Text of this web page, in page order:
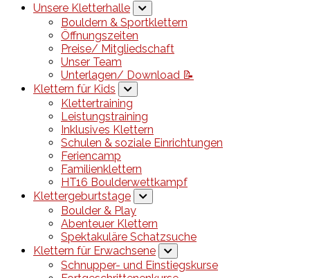
Unsere Kletterhalle
Bouldern & Sportklettern
Öffnungszeiten
Preise/ Mitgliedschaft
Unser Team
Unterlagen/ Download 📝
Klettern für Kids
Klettertraining
Leistungstraining
Inklusives Klettern
Schulen & soziale Einrichtungen
Feriencamp
Familienklettern
HT16 Boulderwettkampf
Klettergeburtstage
Boulder & Play
Abenteuer Klettern
Spektakuläre Schatzsuche
Klettern für Erwachsene
Schnupper- und Einstiegskurse